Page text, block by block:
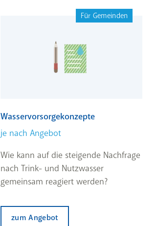
Für Gemeinden
Wasservorsorgekonzepte
je nach Angebot
Wie kann auf die steigende Nachfrage
nach Trink- und Nutzwasser
gemeinsam reagiert werden?
zum Angebot